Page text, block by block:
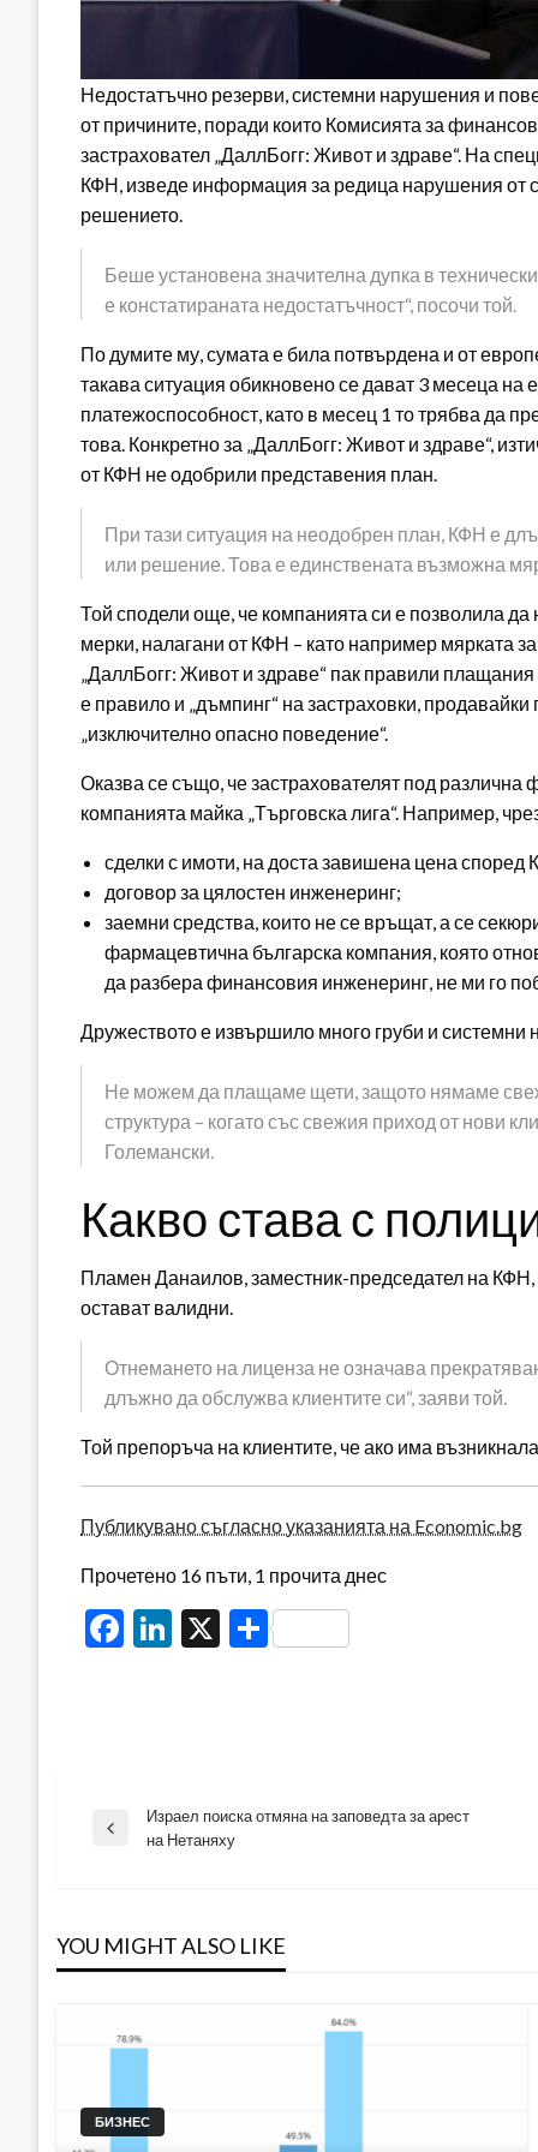
Недостатъчно резерви, системни нарушения и
от причините, поради които Комисията за
застраховател „ДаллБогг: Живот и здраве“. На
КФН, изведе информация за редица нарушения от
решението.
Беше установена значителна дупка в
е констатираната недостатъчност“, посочи той.
По думите му, сумата е била потвърдена и от
такава ситуация обикновено се дават 3 месеца на
платежоспособност, като в месец 1 то трябва да
това. Конкретно за „ДаллБогг: Живот и здраве“,
от КФН не одобрили представения план.
При тази ситуация на неодобрен план, КФН е
или решение. Това е единствената възможна
Той сподели още, че компанията си е позволила
мерки, налагани от КФН – като например мярката
„ДаллБогг: Живот и здраве“ пак правили
е правило и „дъмпинг“ на застраховки,
„изключително опасно поведение“.
Оказва се също, че застрахователят под
компанията майка „Търговска лига“. Например,
сделки с имоти, на доста завишена цена според
договор за цялостен инженеринг;
заемни средства, които не се връщат, а се
фармацевтична българска компания, която
да разбера финансовия инженеринг, не ми го
Дружеството е извършило много груби и
Не можем да плащаме щети, защото нямаме
структура – когато със свежия приход от нови
Големански.
Какво става с
Пламен Данаилов, заместник-председател на КФН,
остават валидни.
Отнемането на лиценза не означава
длъжно да обслужва клиентите си“, заяви той.
Той препоръча на клиентите, че ако има
Публикувано съгласно указанията на Economic.bg
Прочетено 16 пъти, 1 прочита днес
Facebook
LinkedIn
X Share
Навигация
Previous
Израел поиска отмяна на заповедта за арест
на Нетаняху
YOU MIGHT ALSO LIKE
БИЗНЕС